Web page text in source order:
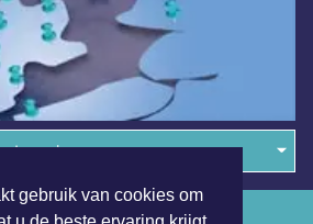
gebruik van cookies om
de regio